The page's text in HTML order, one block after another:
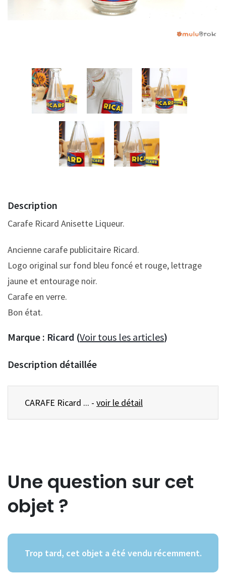
Description
Carafe Ricard Anisette Liqueur.
Ancienne carafe publicitaire Ricard.
Logo original sur fond bleu foncé et rouge, lettrage
jaune et entourage noir.
Carafe en verre.
Bon état.
Marque : Ricard (Voir tous les articles)
Description détaillée
CARAFE Ricard ... - voir le détail
Une question sur cet
objet ?
Trop tard, cet objet a été vendu récemment.